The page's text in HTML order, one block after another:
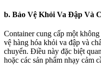
b. Bảo Vệ Khỏi Va Đập Và
Container cung cấp một
vệ hàng hóa khỏi va đập và
chuyển. Điều này đặc biệt
hoặc các sản phẩm nhạy cảm